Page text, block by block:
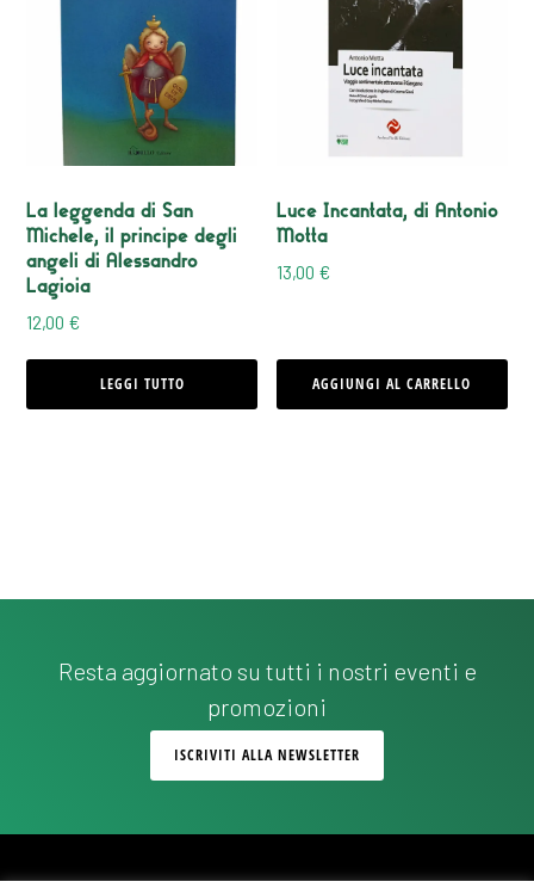
La leggenda di San
Michele, il principe degli
angeli di Alessandro
Lagioia
12,00 €
LEGGI TUTTO
Luce Incantata, di Antonio
Motta
13,00 €
AGGIUNGI AL CARRELLO
Resta aggiornato su tutti i nostri eventi e
promozioni
ISCRIVITI ALLA NEWSLETTER